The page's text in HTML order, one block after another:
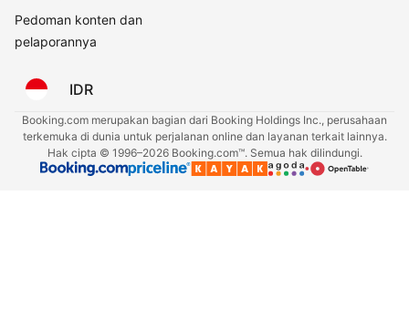
Pedoman konten dan
pelaporannya
IDR
Booking.com merupakan bagian dari Booking Holdings Inc., perusahaan
terkemuka di dunia untuk perjalanan online dan layanan terkait lainnya.
Hak cipta © 1996–2026 Booking.com™. Semua hak dilindungi.